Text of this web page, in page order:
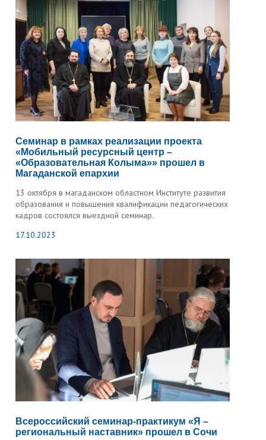
Семинар в рамках реализации проекта
«Мобильный ресурсный центр –
«Образовательная Колыма»» прошел в
Магаданской епархии
13 октября в магаданском областном Институте развития
образования и повышения квалификации педагогических
кадров состоялся выездной семинар.
17.10.2023
Всероссийский семинар-практикум «Я –
региональный наставник» прошел в Сочи